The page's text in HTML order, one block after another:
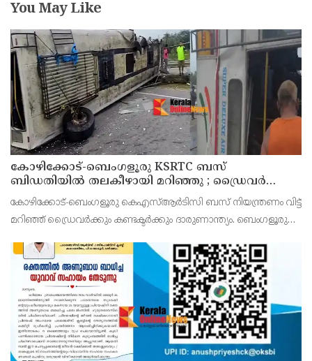
You May Like
കോഴിക്കോട്-ബെംഗളൂരു KSRTC ബസ്
ബിഡതിയിൽ തലകീഴായി മറിഞ്ഞു ; ഡ്രെെവർക്കും
കണ്ടക്ടർക്കും ദാരുണാന്ത്യം, നിരവധി യാത്രക്കാർക്ക്
പരിക്ക്
കോഴിക്കോട്-ബെംഗളൂരു കെഎസ്ആര്‍ടിസി ബസ് നിയന്ത്രണം വിട്ട്
മറിഞ്ഞ് ഡ്രൈവര്‍ക്കും കണ്ടക്ടര്‍ക്കും ദാരുണാന്ത്യം. ബെംഗളൂരു
നിയന്ത്രണം വിട്ട ബസ് സൂചനാ ബോര്‍ഡില